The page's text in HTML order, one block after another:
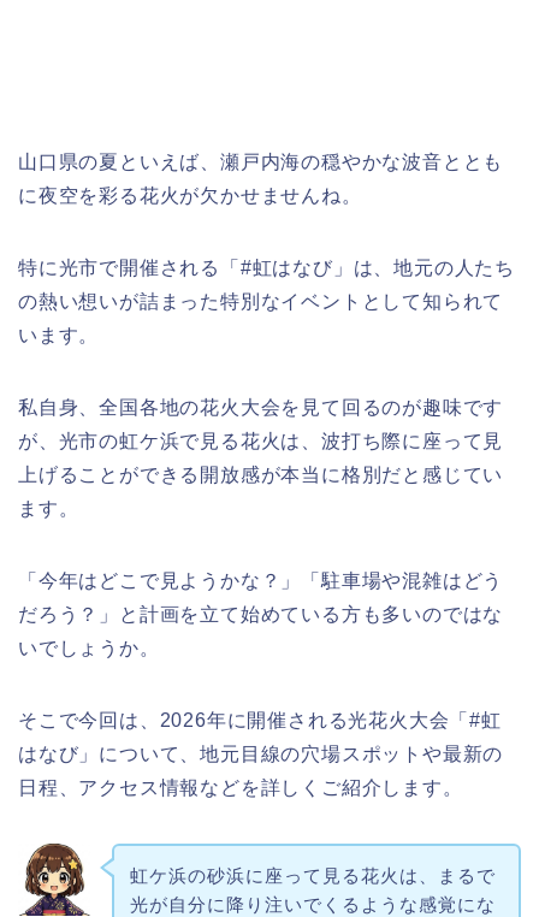
山口県の夏といえば、瀬戸内海の穏やかな波音ととも
に夜空を彩る花火が欠かせませんね。
特に光市で開催される「#虹はなび」は、地元の人たち
の熱い想いが詰まった特別なイベントとして知られて
います。
私自身、全国各地の花火大会を見て回るのが趣味です
が、光市の虹ケ浜で見る花火は、波打ち際に座って見
上げることができる開放感が本当に格別だと感じてい
ます。
「今年はどこで見ようかな？」「駐車場や混雑はどう
だろう？」と計画を立て始めている方も多いのではな
いでしょうか。
そこで今回は、2026年に開催される光花火大会「#虹
はなび」について、地元目線の穴場スポットや最新の
日程、アクセス情報などを詳しくご紹介します。
虹ケ浜の砂浜に座って見る花火は、まるで
光が自分に降り注いでくるような感覚にな